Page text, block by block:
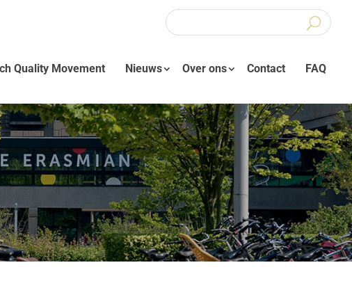
Quality Movement Nieuws Over ons Contact FAQ